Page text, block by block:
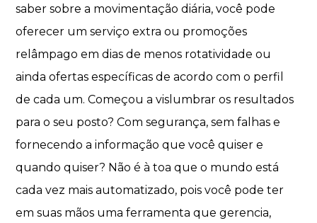
saber sobre a movimentação diária, você pode
oferecer um serviço extra ou promoções
relâmpago em dias de menos rotatividade ou
ainda ofertas específicas de acordo com o perfil
de cada um. Começou a vislumbrar os resultados
para o seu posto? Com segurança, sem falhas e
fornecendo a informação que você quiser e
quando quiser? Não é à toa que o mundo está
cada vez mais automatizado, pois você pode ter
em suas mãos uma ferramenta que gerencia,